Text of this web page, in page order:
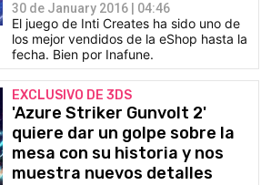
30 de January 2016 | 04:46
El juego de Inti Creates ha sido uno de
los mejor vendidos de la eShop hasta la
fecha. Bien por Inafune.
EXCLUSIVO DE 3DS
'Azure Striker Gunvolt 2'
quiere dar un golpe sobre la
mesa con su historia y nos
muestra nuevos detalles